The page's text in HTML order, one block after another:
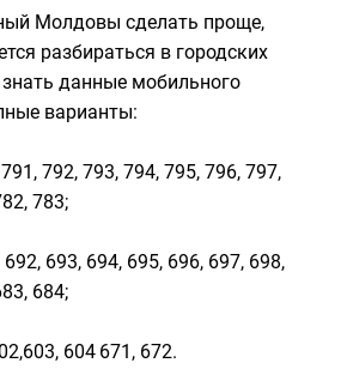
Молдовы сделать проще,
разбираться в городских
данные мобильного
варианты:
792, 793, 794, 795, 796, 797,
783;
693, 694, 695, 696, 697, 698,
684;
604 671, 672.